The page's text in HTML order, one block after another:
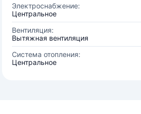
Электроснабжение:
Центральное
Вентиляция:
Вытяжная вентиляция
Система отопления:
Центральное